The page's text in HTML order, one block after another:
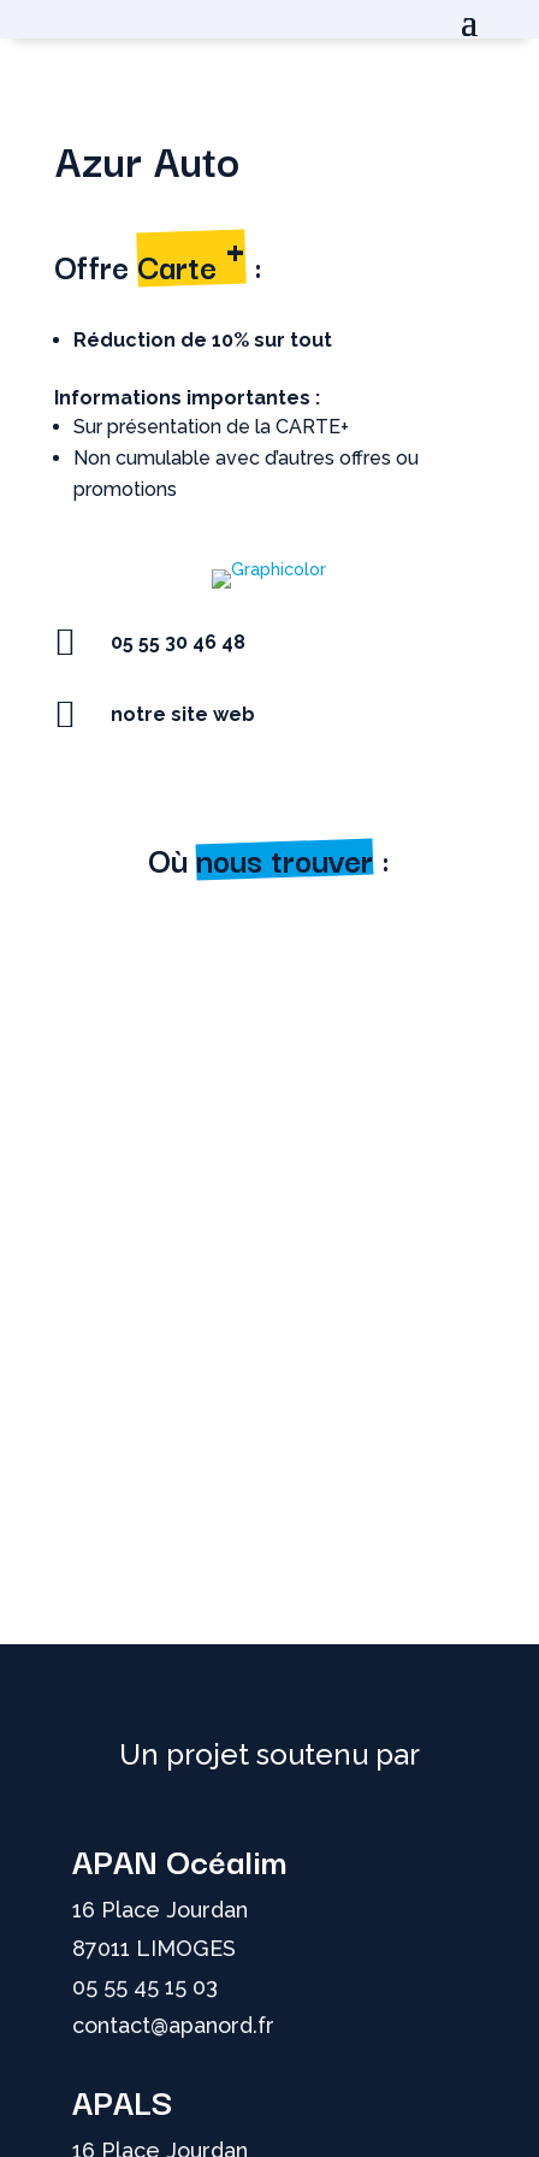
Azur Auto
OffreCarte+:
Réduction de 10% sur tout
Informations importantes :
Sur présentation de la CARTE+
Non cumulable avec d’autres offres ou
promotions
 05 55 30 46 48
 notre site web
Oùnous trouver:
Un projet soutenu par
APAN Océalim
16 Place Jourdan
87011 LIMOGES
05 55 45 15 03
contact@apanord.fr
APALS
16 Place Jourdan